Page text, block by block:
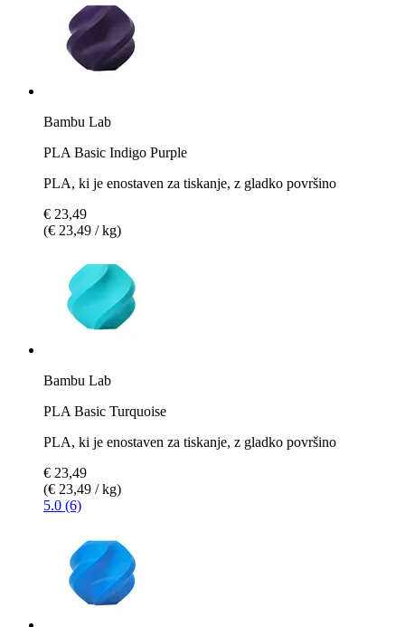
Bambu Lab
PLA Basic Indigo Purple
PLA, ki je enostaven za tiskanje, z gladko površino
€ 23,49
(€ 23,49 / kg)
Bambu Lab
PLA Basic Turquoise
PLA, ki je enostaven za tiskanje, z gladko površino
€ 23,49
(€ 23,49 / kg)
5.0 (6)